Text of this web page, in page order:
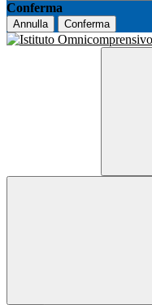
Conferma
Annulla Conferma